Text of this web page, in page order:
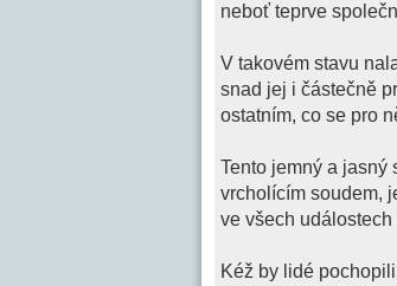
neboť teprve
V takovém stavu
snad jej i částečně
ostatním, co se pro
Tento jemný a jasný
vrcholícím soudem,
ve všech
Kéž by lidé